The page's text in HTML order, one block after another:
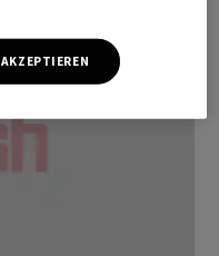
AKZEPTIEREN